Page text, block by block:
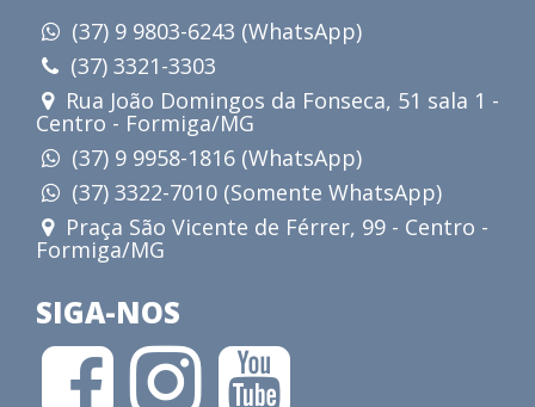
(37) 9 9803-6243 (WhatsApp)
(37) 3321-3303
Rua João Domingos da Fonseca, 51 sala 1 -
Centro - Formiga/MG
(37) 9 9958-1816 (WhatsApp)
(37) 3322-7010 (Somente WhatsApp)
Praça São Vicente de Férrer, 99 - Centro -
Formiga/MG
SIGA-NOS